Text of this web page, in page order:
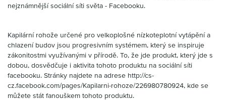
Kontakty
Přihlásit se
CZK
Nákupní seznam
nejznámnější sociální síti světa - Facebooku.
Kapilární rohože určené pro velkoplošné nízkoteplotní vytápění a
chlazení budov jsou progresivním systémem, který se inspiruje
zákonitostmi využívanými v přírodě. To, že jde produkt, který jde s
dobou, dosvědčuje i aktivita tohoto produktu na sociální síti
facebooku. Stránky najdete na adrese http://cs-
cz.facebook.com/pages/Kapilarni-rohoze/226980780924, kde se
můžete stát fanouškem tohoto produktu.